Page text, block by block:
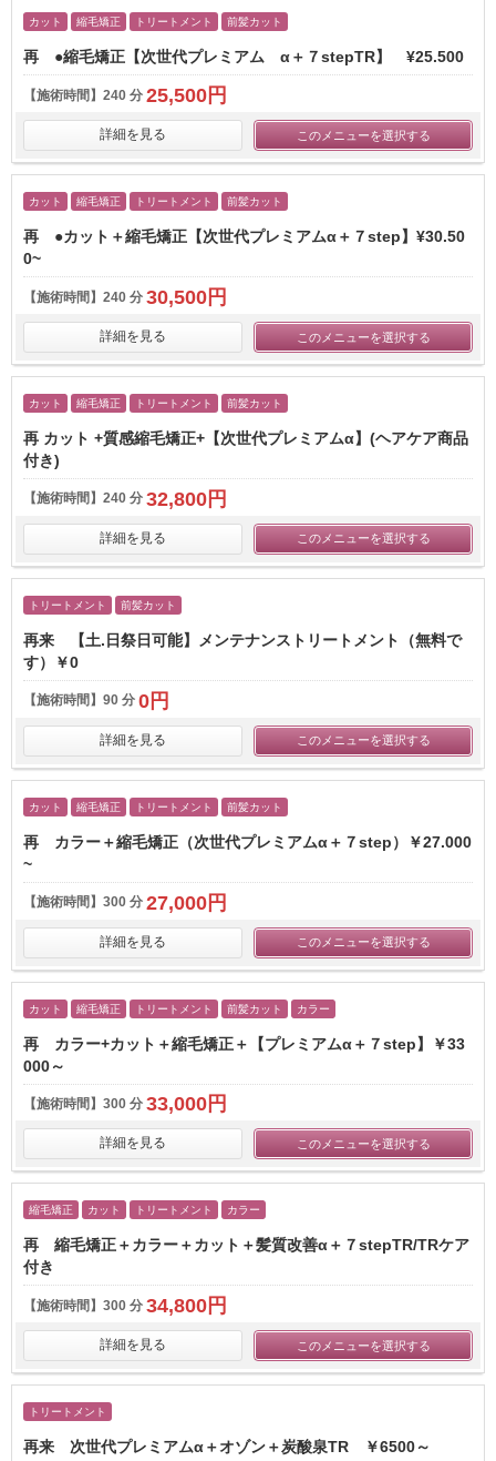
カット 縮毛矯正 トリートメント 前髪カット
再 ●縮毛矯正【次世代プレミアム α＋７stepTR】​ ¥25.500
【施術時間】 240 分 25,500円
詳細を見る このメニューを選択する
カット 縮毛矯正 トリートメント 前髪カット
再 ●カット＋縮毛矯正【次世代プレミアムα＋７step】¥30.50
0~
【施術時間】 240 分 30,500円
詳細を見る このメニューを選択する
カット 縮毛矯正 トリートメント 前髪カット
再 カット +質感縮毛矯正+【次世代プレミアムα】(ヘアケア商品
付き)
【施術時間】 240 分 32,800円
詳細を見る このメニューを選択する
トリートメント 前髪カット
再来 【土.日祭日可能】メンテナンストリートメント（無料で
す）￥0
【施術時間】 90 分 0円
詳細を見る このメニューを選択する
カット 縮毛矯正 トリートメント 前髪カット
再 カラー＋縮毛矯正（次世代プレミアムα＋７step）￥27.000
~
【施術時間】 300 分 27,000円
詳細を見る このメニューを選択する
カット 縮毛矯正 トリートメント 前髪カット カラー
再 カラー+カット＋縮毛矯正＋【プレミアムα＋７step】￥33
000～
【施術時間】 300 分 33,000円
詳細を見る このメニューを選択する
縮毛矯正 カット トリートメント カラー
再 縮毛矯正＋カラー＋カット＋髪質改善α＋７stepTR/TRケア
付き
【施術時間】 300 分 34,800円
詳細を見る このメニューを選択する
トリートメント
再来 次世代プレミアムα＋オゾン＋炭酸泉TR ￥6500～